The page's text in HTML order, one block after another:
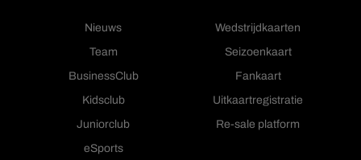
Nieuws
Team
BusinessClub
Kidsclub
Juniorclub
eSports
Wedstrijdkaarten
Seizoenkaart
Fankaart
Uitkaartregistratie
Re-sale platform